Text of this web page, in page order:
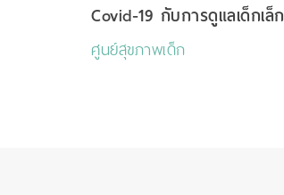
Covid-19 กับการดูแลเด็กเล็ก
ศูนย์สุขภาพเด็ก